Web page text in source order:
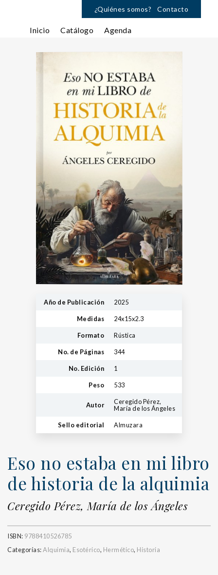
¿Quiénes somos? Contacto
Inicio Catálogo Agenda
Año de Publicación 2025
Medidas 24x15x2.3
Formato Rústica
No. de Páginas 344
No. Edición 1
Peso 533
Autor
Ceregido Pérez,
María de los Ángeles
Sello editorial Almuzara
Eso no estaba en mi libro
de historia de la alquimia
Ceregido Pérez, María de los Ángeles
ISBN: 9788410526785
Categorías:Alquimia, Esotérico, Hermético, Historia